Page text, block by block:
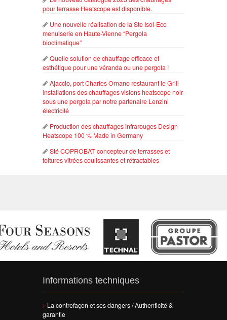
pour terrasse Heatscope est disponible.
Une nouvelle réalisation de la Ste Isol-Eco
menuiserie en Haute-Vienne “Pergola
bioclimatique”
Quelle solution de chauffage efficace et
esthétique pour une véranda ou une pergola !
Ajaccio, port Charles Ornano restaurant le Grill
installations des chauffages visions heatscope noir
sous une pergola par notre partenaire Lenzini
électricité
Production des chauffages infrarouges Design
Heatscope 100 % Made in Germany
Sté COPROBAT concepteur de terrasses et
toitures vitrées coulissantes et rétractables
Informations techniques
La contrefaçon et ses dangers / Authenticité &
garantie